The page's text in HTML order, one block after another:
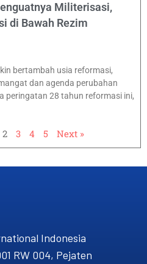
Militerisasi,
di Bawah Rezim
bertambah usia reformasi,
dan agenda perubahan
peringatan 28 tahun reformasi ini,
2 3 4 5 Next »
Indonesia
RW 004, Pejaten